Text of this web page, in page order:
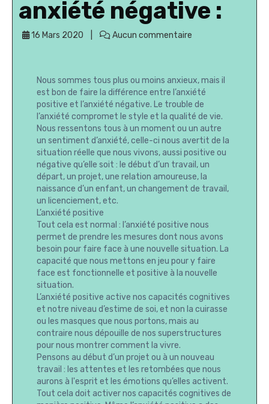
anxiété négative :
16 Mars 2020 Aucun commentaire
Nous sommes tous plus ou moins anxieux, mais il
est bon de faire la différence entre l’anxiété
positive et l’anxiété négative. Le trouble de
l’anxiété compromet le style et la qualité de vie.
Nous ressentons tous à un moment ou un autre
un sentiment d’anxiété, celle-ci nous avertit de la
situation réelle que nous vivons, aussi positive ou
négative qu’elle soit : le début d’un travail, un
départ, un projet, une relation amoureuse, la
naissance d’un enfant, un changement de travail,
un licenciement, etc.
L’anxiété positive
Tout cela est normal : l’anxiété positive nous
permet de prendre les mesures dont nous avons
besoin pour faire face à une nouvelle situation. La
capacité que nous mettons en jeu pour y faire
face est fonctionnelle et positive à la nouvelle
situation.
L’anxiété positive active nos capacités cognitives
et notre niveau d’estime de soi, et non la cuirasse
ou les masques que nous portons, mais au
contraire nous dépouille de nos superstructures
pour nous montrer comment la vivre.
Pensons au début d’un projet ou à un nouveau
travail : les attentes et les retombées que nous
aurons à l'esprit et les émotions qu’elles activent.
Tout cela doit activer nos capacités cognitives de